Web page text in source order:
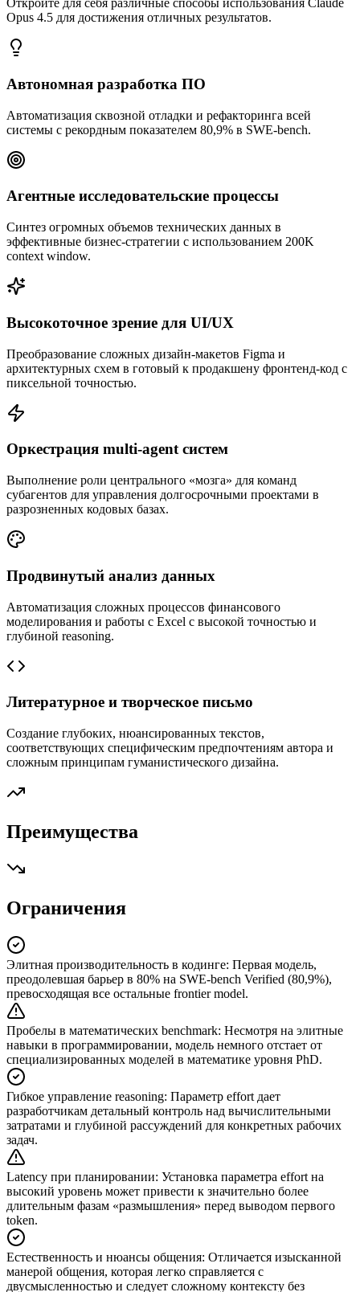
Откройте для себя различные способы использования Claude
Opus 4.5 для достижения отличных результатов.
Автономная разработка ПО
Автоматизация сквозной отладки и рефакторинга всей
системы с рекордным показателем 80,9% в SWE-bench.
Агентные исследовательские процессы
Синтез огромных объемов технических данных в
эффективные бизнес-стратегии с использованием 200K
context window.
Высокоточное зрение для UI/UX
Преобразование сложных дизайн-макетов Figma и
архитектурных схем в готовый к продакшену фронтенд-код с
пиксельной точностью.
Оркестрация multi-agent систем
Выполнение роли центрального «мозга» для команд
субагентов для управления долгосрочными проектами в
разрозненных кодовых базах.
Продвинутый анализ данных
Автоматизация сложных процессов финансового
моделирования и работы с Excel с высокой точностью и
глубиной reasoning.
Литературное и творческое письмо
Создание глубоких, нюансированных текстов,
соответствующих специфическим предпочтениям автора и
сложным принципам гуманистического дизайна.
Преимущества
Ограничения
Элитная производительность в кодинге: Первая модель,
преодолевшая барьер в 80% на SWE-bench Verified (80,9%),
превосходящая все остальные frontier model.
Пробелы в математических benchmark: Несмотря на элитные
навыки в программировании, модель немного отстает от
специализированных моделей в математике уровня PhD.
Гибкое управление reasoning: Параметр effort дает
разработчикам детальный контроль над вычислительными
затратами и глубиной рассуждений для конкретных рабочих
задач.
Latency при планировании: Установка параметра effort на
высокий уровень может привести к значительно более
длительным фазам «размышления» перед выводом первого
token.
Естественность и нюансы общения: Отличается изысканной
манерой общения, которая легко справляется с
двусмысленностью и следует сложному контексту без